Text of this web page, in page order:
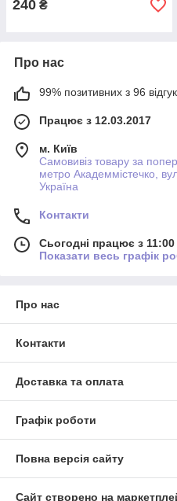
240 ₴
Про нас
99% позитивних з 96
Працює з 12.03.2017
м. Київ
Самовивіз товару за
метро Академмістечко,
Україна
Контакти
Сьогодні працює з
Показати весь графік
Про нас
Контакти
Доставка та оплата
Графік роботи
Повна версія сайту
Сайт створено на